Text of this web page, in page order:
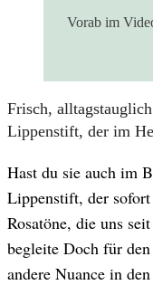
Vorab im
Frisch,
Lippenstift, der im
Hast du sie auch im
Lippenstift, der
Rosatöne, die uns
begleite Doch für
andere Nuance in